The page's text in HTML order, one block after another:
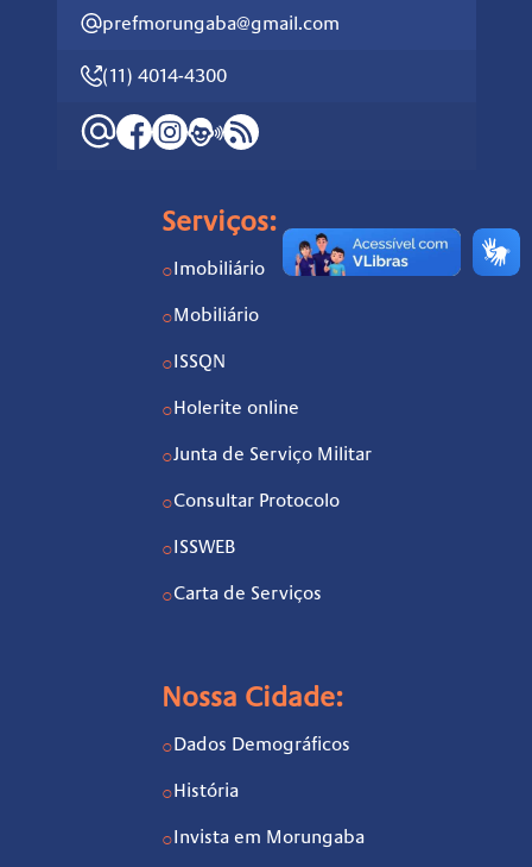
prefmorungaba@gmail.com
(11) 4014-4300
Serviços:
○Imobiliário
○Mobiliário
○ISSQN
○Holerite online
○Junta de Serviço Militar
○Consultar Protocolo
○ISSWEB
○Carta de Serviços
Nossa Cidade:
○Dados Demográficos
○História
○Invista em Morungaba